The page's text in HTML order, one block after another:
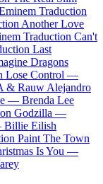
Traduction
Another Love
Traduction Can't
Last
Dragons
Lose Control —
& Rauw Alejandro
— Brenda Lee
Godzilla —
Billie Eilish
Paint The Town
Is You —